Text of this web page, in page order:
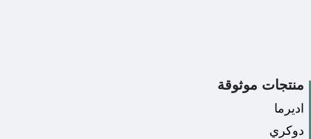
منتجات موثوقة
اديرما
دوكري